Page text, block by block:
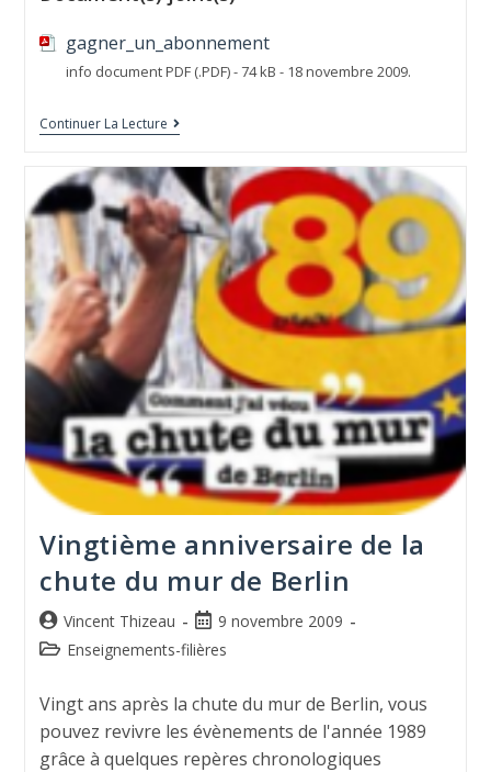
gagner_un_abonnement
info document PDF (.PDF) - 74 kB - 18 novembre 2009.
Continuer La Lecture
Vingtième anniversaire de la
chute du mur de Berlin
Vincent Thizeau
9 novembre 2009
Enseignements-filières
Vingt ans après la chute du mur de Berlin, vous
pouvez revivre les évènements de l'année 1989
grâce à quelques repères chronologiques